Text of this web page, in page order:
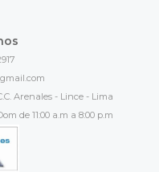
Arenales - Lince - Lima
de 11:00 a.m a 8:00 p.m